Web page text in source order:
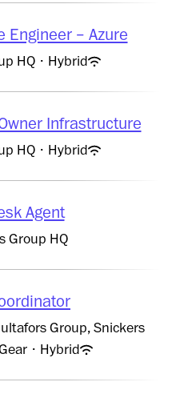
Engineer – Azure
HQ · Hybrid
Infrastructure
HQ · Hybrid
Agent
Group HQ
Group, Snickers
· Hybrid